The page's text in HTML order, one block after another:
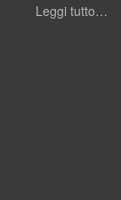
Leggi tutto…